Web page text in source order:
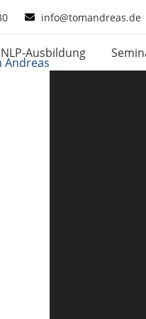
info@tomandreas.de
NLP-Ausbildung